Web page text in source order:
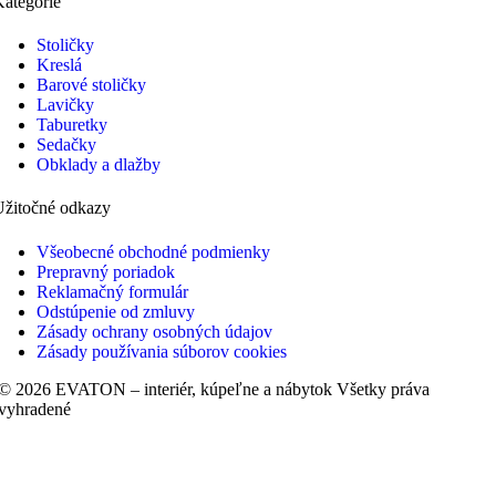
Stoličky
Kreslá
Barové stoličky
Lavičky
Taburetky
Sedačky
Obklady a dlažby
odkazy
Všeobecné obchodné podmienky
Prepravný poriadok
Reklamačný formulár
Odstúpenie od zmluvy
Zásady ochrany osobných údajov
Zásady používania súborov cookies
2026 EVATON – interiér, kúpeľne a nábytok Všetky práva